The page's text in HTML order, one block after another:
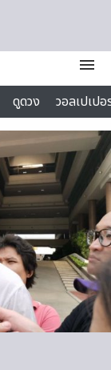
menu
ดูดวง
วอลเปเป